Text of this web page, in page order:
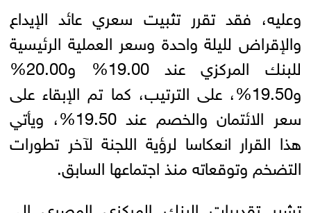
وعليه، فقد تقرر تثبيت سعري عائد الإيداع
والإقراض لليلة واحدة وسعر العملية الرئيسية
للبنك المركزي عند 19.00% و20.00%
و19.50%، على الترتيب، كما تم الإبقاء على
سعر الائتمان والخصم عند 19.50%، ويأتي
هذا القرار انعكاسا لرؤية اللجنة لآخر تطورات
التضخم وتوقعاته منذ اجتماعها السابق.
تشير تقديرات البنك المركزي المصري إلى